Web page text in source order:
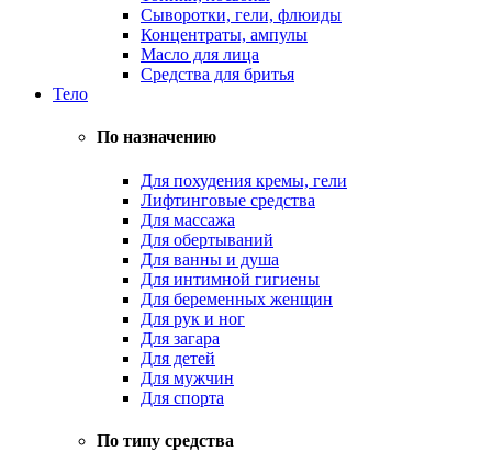
Сыворотки, гели, флюиды
Концентраты, ампулы
Масло для лица
Средства для бритья
Тело
По назначению
Для похудения кремы, гели
Лифтинговые средства
Для массажа
Для обертываний
Для ванны и душа
Для интимной гигиены
Для беременных женщин
Для рук и ног
Для загара
Для детей
Для мужчин
Для спорта
По типу средства